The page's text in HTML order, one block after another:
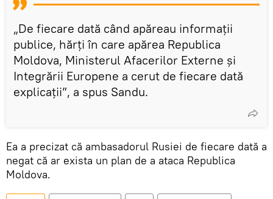
„De fiecare dată când apăreau informații
publice, hărți în care apărea Republica
Moldova, Ministerul Afacerilor Externe și
Integrării Europene a cerut de fiecare dată
explicații”, a spus Sandu.
Ea a precizat că ambasadorul Rusiei de fiecare dată a
negat că ar exista un plan de a ataca Republica
Moldova.